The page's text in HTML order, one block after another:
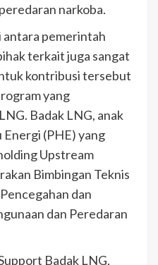
narkoba.
antara pemerintah
terkait juga sangat
kontribusi tersebut
yang
Badak LNG, anak
(PHE) yang
Upstream
Bimbingan Teknis
dan
dan Peredaran
Badak LNG,